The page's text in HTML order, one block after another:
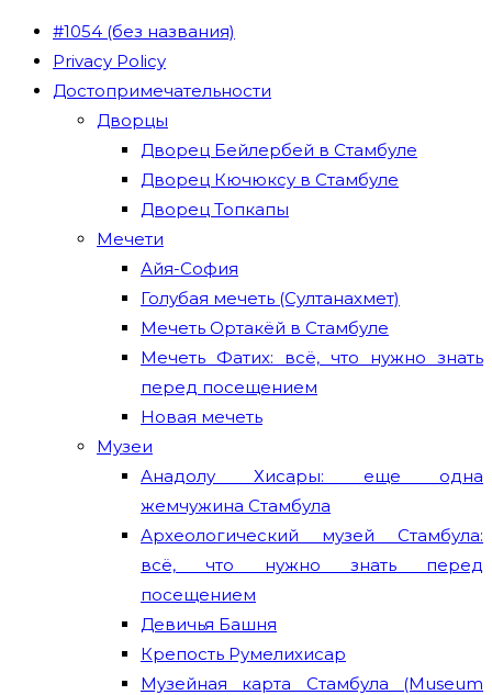
#1054 (без названия)
Privacy Policy
Достопримечательности
Дворцы
Дворец Бейлербей в Стамбуле
Дворец Кючюксу в Стамбуле
Дворец Топкапы
Мечети
Айя-София
Голубая мечеть (Султанахмет)
Мечеть Ортакёй в Стамбуле
Мечеть Фатих: всё, что нужно знать
перед посещением
Новая мечеть
Музеи
Анадолу Хисары: еще одна
жемчужина Стамбула
Археологический музей Стамбула:
всё, что нужно знать перед
посещением
Девичья Башня
Крепость Румелихисар
Музейная карта Стамбула (Museum